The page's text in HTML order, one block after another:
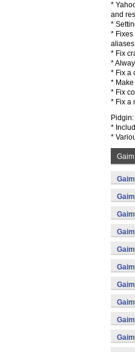
*
and
*
* Fixes
* Fix
*
* Fix a
*
* Fix
* Fix a
Pidgin:
*
*
Gaim